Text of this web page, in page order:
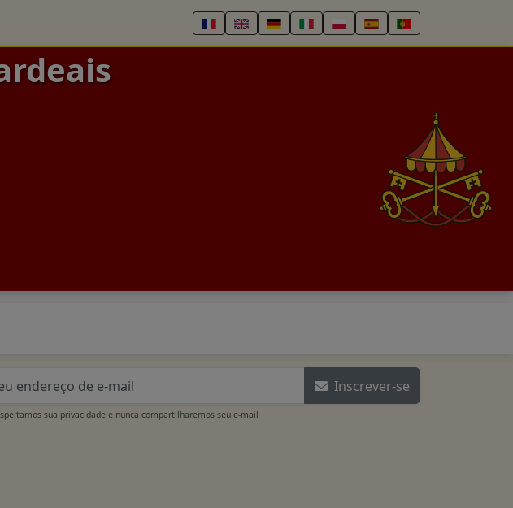
Inscrever-se
sua privacidade e nunca compartilharemos seu e-mail